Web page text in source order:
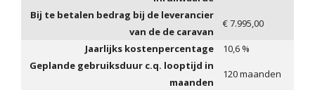
Bij te betalen bedrag bij de leverancier
van de de caravan
€7.995,00
Jaarlijks kostenpercentage
10,6 %
Geplande gebruiksduur c.q. looptijd in
maanden
120maanden